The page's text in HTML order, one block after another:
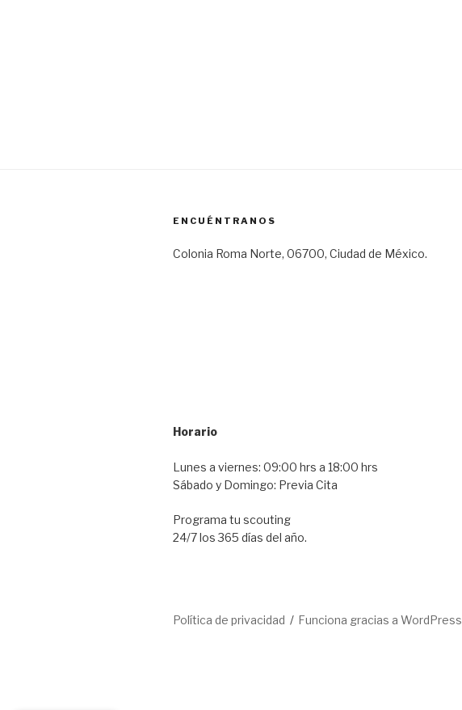
ENCUÉNTRANOS
Colonia Roma Norte, 06700, Ciudad de México.
Horario
Lunes a viernes: 09:00 hrs a 18:00 hrs
Sábado y Domingo: Previa Cita
Programa tu scouting
24/7 los 365 días del año.
Política de privacidad Funciona gracias a WordPress